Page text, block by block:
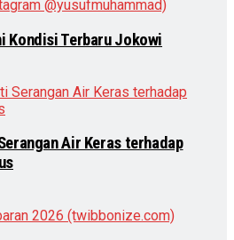
Kondisi Terbaru Jokowi
Air Keras terhadap